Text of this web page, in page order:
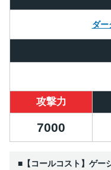
ダー
攻撃力
7000
■【コールコスト】ゲー